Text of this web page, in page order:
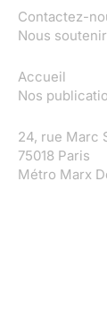
Contactez-
Nous soutenir
Accueil
Nos
24, rue Marc
75018 Paris
Métro Marx